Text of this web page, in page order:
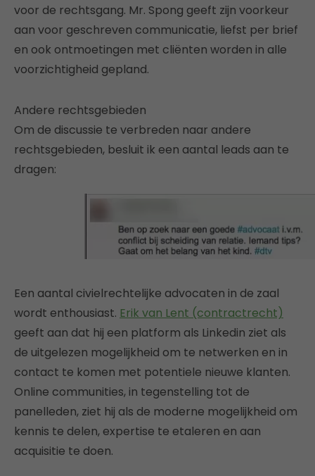
voor de rechtsgang. Mr. Spong geeft zijn voorkeur
aan voor geschreven communicatie, liefst per brief
en ook ontmoetingen met cliënten worden in alle
voorzichtigheid gepland.
Andere rechtsgebieden
Om de discussie te verbreden naar andere
rechtsgebieden, besluit ik een aantal leads aan te
dragen:
Een aantal civielrechtelijke advocaten in de zaal
wordt enthousiast. Erik van Lent (contractrecht)
geeft aan dat hij een platform als Linkedin ziet als
de uitgelezen mogelijkheid om te netwerken en in
contact te komen met potentiele nieuwe klanten.
Online communities, in tegenstelling tot de
panelleden, ziet hij als de moderne mogelijkheid om
kennis te delen, expertise te etaleren en aan
acquisitie te doen.